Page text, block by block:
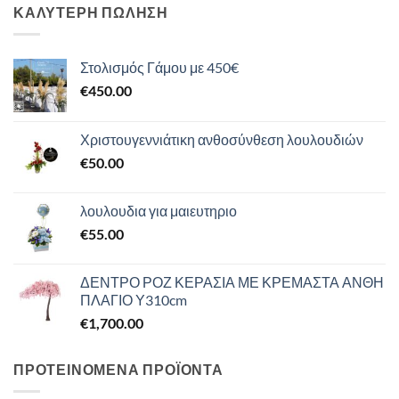
ΚΑΛΥΤΕΡΗ ΠΩΛΗΣΗ
Στολισμός Γάμου με 450€
€450.00
Χριστουγεννιάτικη ανθοσύνθεση λουλουδιών
€50.00
λουλουδια για μαιευτηριο
€55.00
ΔΕΝΤΡΟ ΡΟΖ ΚΕΡΑΣΙΑ ΜΕ ΚΡΕΜΑΣΤΑ ΑΝΘΗ
ΠΛΑΓΙΟ Υ310cm
€1,700.00
ΠΡΟΤΕΙΝΟΜΕΝΑ ΠΡΟΪΟΝΤΑ